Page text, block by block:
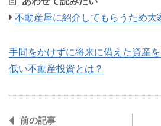
不動産屋に紹介してもらうため大
手間をかけずに将来に備えた資産
低い不動産投資とは？
前の記事